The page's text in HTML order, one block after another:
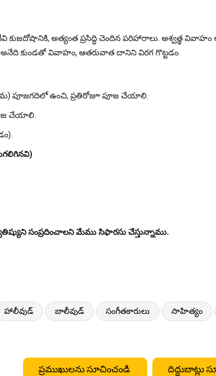
అత్యంత ప్రసిద్ధి చెందిన పరిహారాలు. అశ్వత్థ
కుండతో వివాహం, ఆతరువాత దానిని విరగ గొట్టడం.
పూజగదిలో ఉంచి, ప్రతిరోజూ పూజ చేయాలి.
చేయాలి.
సంప్రదించాలని మేము సిఫారసు చేస్తున్నాము.
హాలీవుడ్ బాలీవుడ్ సంగీతకారులు సాహిత్యం
ప్రముఖులను సూచించండి దిద్దుబాట్లు